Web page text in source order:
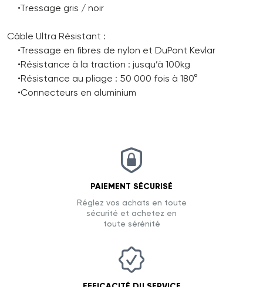
•Tressage gris / noir
Câble Ultra Résistant :
•Tressage en fibres de nylon et DuPont Kevlar
•Résistance à la traction : jusqu’à 100kg
•Résistance au pliage : 50 000 fois à 180°
•Connecteurs en aluminium
PAIEMENT SÉCURISÉ
Réglez vos achats en toute
sécurité et achetez en
toute sérénité